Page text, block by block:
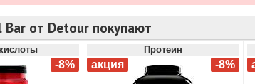
от Detour покупают
Протеин